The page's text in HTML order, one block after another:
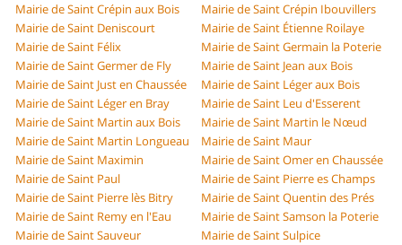
Mairie de Saint Crépin aux Bois
Mairie de Saint Crépin Ibouvillers
Mairie de Saint Deniscourt
Mairie de Saint Étienne Roilaye
Mairie de Saint Félix
Mairie de Saint Germain la Poterie
Mairie de Saint Germer de Fly
Mairie de Saint Jean aux Bois
Mairie de Saint Just en Chaussée
Mairie de Saint Léger aux Bois
Mairie de Saint Léger en Bray
Mairie de Saint Leu d'Esserent
Mairie de Saint Martin aux Bois
Mairie de Saint Martin le Nœud
Mairie de Saint Martin Longueau
Mairie de Saint Maur
Mairie de Saint Maximin
Mairie de Saint Omer en Chaussée
Mairie de Saint Paul
Mairie de Saint Pierre es Champs
Mairie de Saint Pierre lès Bitry
Mairie de Saint Quentin des Prés
Mairie de Saint Remy en l'Eau
Mairie de Saint Samson la Poterie
Mairie de Saint Sauveur
Mairie de Saint Sulpice